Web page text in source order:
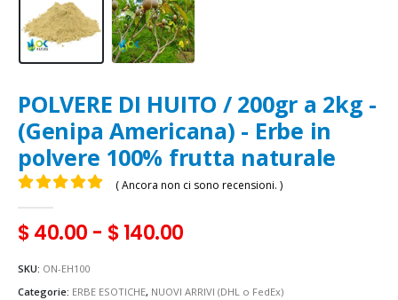
POLVERE DI HUITO / 200gr a 2kg -
(Genipa Americana) - Erbe in
polvere 100% frutta naturale
( Ancora non ci sono recensioni. )
$40.00 - $140.00
SKU: ON-EH100
Categorie: ERBE ESOTICHE, NUOVI ARRIVI (DHL o FedEx)